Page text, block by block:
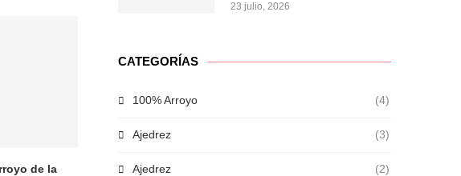
de la
23 julio, 2026
CATEGORÍAS
100% Arroyo (4)
Ajedrez (3)
Ajedrez (2)